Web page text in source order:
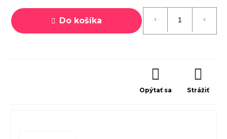
cena:
Do košíka
Opýtať sa Strážiť